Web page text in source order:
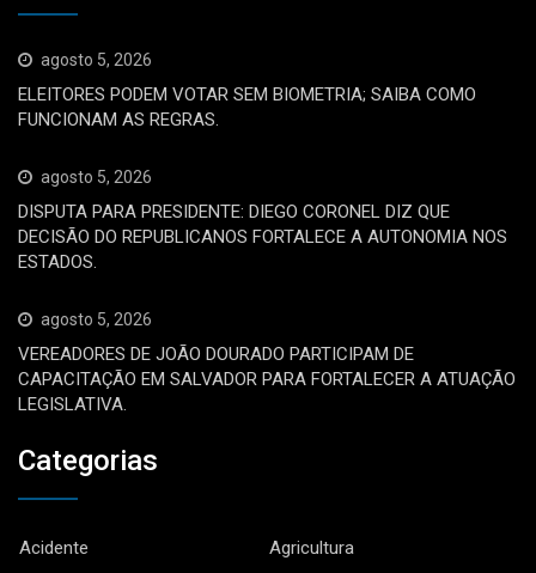
agosto 5, 2026
ELEITORES PODEM VOTAR SEM BIOMETRIA; SAIBA COMO
FUNCIONAM AS REGRAS.
agosto 5, 2026
DISPUTA PARA PRESIDENTE: DIEGO CORONEL DIZ QUE
DECISÃO DO REPUBLICANOS FORTALECE A AUTONOMIA NOS
ESTADOS.
agosto 5, 2026
VEREADORES DE JOÃO DOURADO PARTICIPAM DE
CAPACITAÇÃO EM SALVADOR PARA FORTALECER A ATUAÇÃO
LEGISLATIVA.
Categorias
Acidente
Agricultura